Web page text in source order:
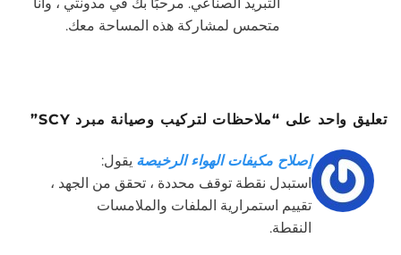
متحمس لمشاركة هذه المساحة معك.
تعليق واحد على “ملاحظات لتركيب وصيانة مبرد SCY ”
إصلاح مكيفات الهواء الرخيصة يقول:
استبدل نقطة توقف محددة ، تحقق من الجهد ،
تقييم استمرارية الملفات والملامسات
النقطة.